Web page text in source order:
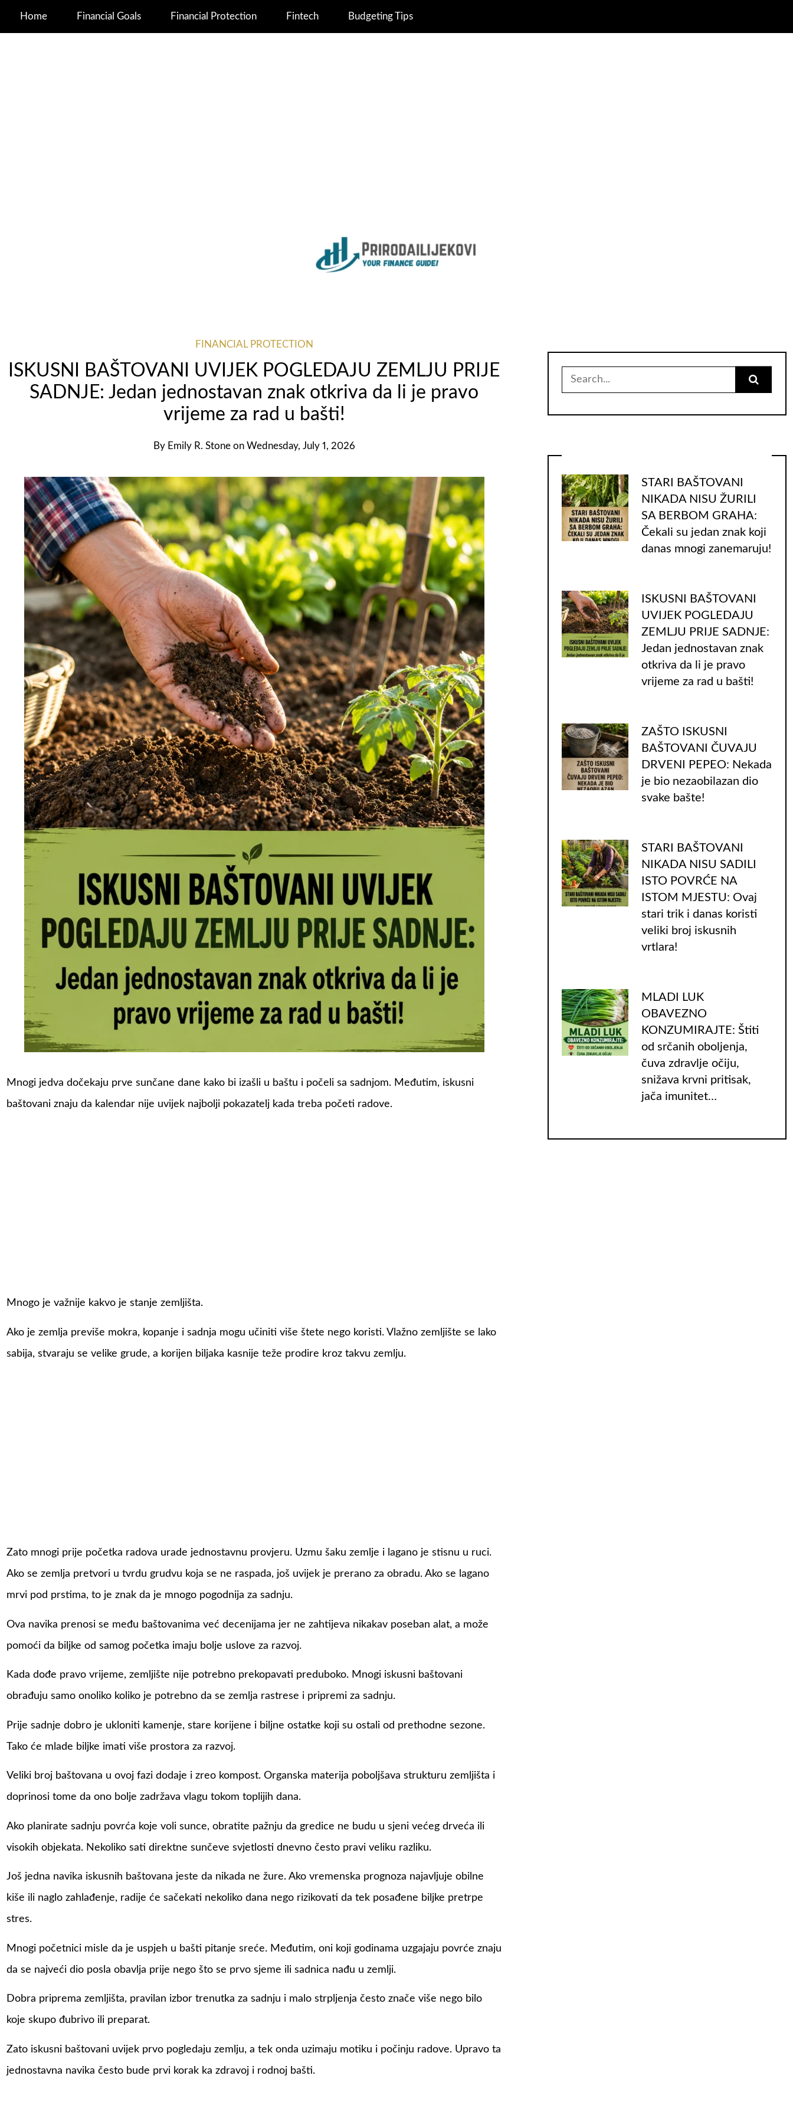
Home Financial Goals Financial Protection Fintech Budgeting Tips
FINANCIAL PROTECTION
ISKUSNI BAŠTOVANI UVIJEK POGLEDAJU ZEMLJU PRIJE
SADNJE: Jedan jednostavan znak otkriva da li je pravo
vrijeme za rad u bašti!
By Emily R. Stone on Wednesday, July 1, 2026
Mnogi jedva dočekaju prve sunčane dane kako bi izašli u baštu i počeli sa sadnjom. Međutim, iskusni
baštovani znaju da kalendar nije uvijek najbolji pokazatelj kada treba početi radove.
Mnogo je važnije kakvo je stanje zemljišta.
Ako je zemlja previše mokra, kopanje i sadnja mogu učiniti više štete nego koristi. Vlažno zemljište se lako
sabija, stvaraju se velike grude, a korijen biljaka kasnije teže prodire kroz takvu zemlju.
Zato mnogi prije početka radova urade jednostavnu provjeru. Uzmu šaku zemlje i lagano je stisnu u ruci.
Ako se zemlja pretvori u tvrdu grudvu koja se ne raspada, još uvijek je prerano za obradu. Ako se lagano
mrvi pod prstima, to je znak da je mnogo pogodnija za sadnju.
Ova navika prenosi se među baštovanima već decenijama jer ne zahtijeva nikakav poseban alat, a može
pomoći da biljke od samog početka imaju bolje uslove za razvoj.
Kada dođe pravo vrijeme, zemljište nije potrebno prekopavati preduboko. Mnogi iskusni baštovani
obrađuju samo onoliko koliko je potrebno da se zemlja rastrese i pripremi za sadnju.
Prije sadnje dobro je ukloniti kamenje, stare korijene i biljne ostatke koji su ostali od prethodne sezone.
Tako će mlade biljke imati više prostora za razvoj.
Veliki broj baštovana u ovoj fazi dodaje i zreo kompost. Organska materija poboljšava strukturu zemljišta i
doprinosi tome da ono bolje zadržava vlagu tokom toplijih dana.
Ako planirate sadnju povrća koje voli sunce, obratite pažnju da gredice ne budu u sjeni većeg drveća ili
visokih objekata. Nekoliko sati direktne sunčeve svjetlosti dnevno često pravi veliku razliku.
Još jedna navika iskusnih baštovana jeste da nikada ne žure. Ako vremenska prognoza najavljuje obilne
kiše ili naglo zahlađenje, radije će sačekati nekoliko dana nego rizikovati da tek posađene biljke pretrpe
stres.
Mnogi početnici misle da je uspjeh u bašti pitanje sreće. Međutim, oni koji godinama uzgajaju povrće znaju
da se najveći dio posla obavlja prije nego što se prvo sjeme ili sadnica nađu u zemlji.
Dobra priprema zemljišta, pravilan izbor trenutka za sadnju i malo strpljenja često znače više nego bilo
koje skupo đubrivo ili preparat.
Zato iskusni baštovani uvijek prvo pogledaju zemlju, a tek onda uzimaju motiku i počinju radove. Upravo ta
jednostavna navika često bude prvi korak ka zdravoj i rodnoj bašti.
Search
STARI BAŠTOVANI
NIKADA NISU ŽURILI
SA BERBOM GRAHA:
Čekali su jedan znak koji
danas mnogi zanemaruju!
ISKUSNI BAŠTOVANI
UVIJEK POGLEDAJU
ZEMLJU PRIJE SADNJE:
Jedan jednostavan znak
otkriva da li je pravo
vrijeme za rad u bašti!
ZAŠTO ISKUSNI
BAŠTOVANI ČUVAJU
DRVENI PEPEO: Nekada
je bio nezaobilazan dio
svake bašte!
STARI BAŠTOVANI
NIKADA NISU SADILI
ISTO POVRĆE NA
ISTOM MJESTU: Ovaj
stari trik i danas koristi
veliki broj iskusnih
vrtlara!
MLADI LUK
OBAVEZNO
KONZUMIRAJTE: Štiti
od srčanih oboljenja,
čuva zdravlje očiju,
snižava krvni pritisak,
jača imunitet…